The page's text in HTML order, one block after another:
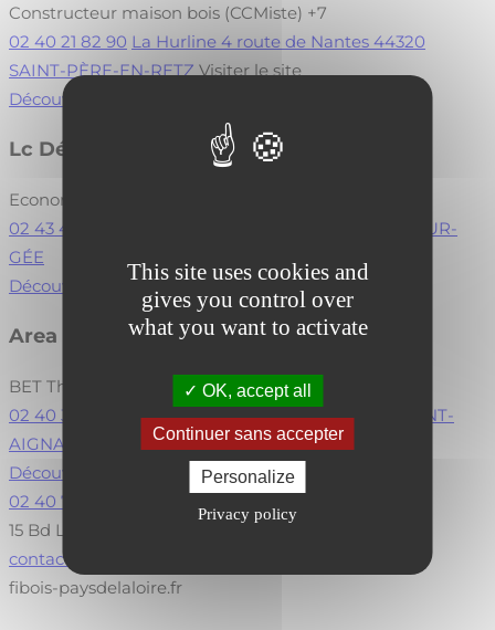
This site uses cookies and
gives you control over
what you want to activate
OK, accept all
Continuer sans accepter
Personalize
Privacy policy
Constructeur maison bois (CCMiste) +7
02 40 21 82 90 La Hurline 4 route de Nantes 44320
SAINT-PÈRE-EN-RETZ Visiter le site
Découvrir l’adhérent
Lc Développement
Economiste
02 43 47 85 27
26 rue Nationale 72550 COULANS-SUR-
GÉE
Découvrir l’adhérent
Area Etudes
BET Thermique / Energie / Fluide +4
02 40 32 57 98
Le Bois Cholet CS 30008 44860 SAINT-
AIGNAN-GRANDLIEUVisiter le site
Découvrir l’adhérent
02 40 73 73 30
15 Bd Léon Bureau, 44200 Nantes
contact@fibois-paysdelaloire.fr
fibois-paysdelaloire.fr